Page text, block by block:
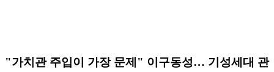
"가치관 주입이 가장 문제" 이구동성… 기성세대 관